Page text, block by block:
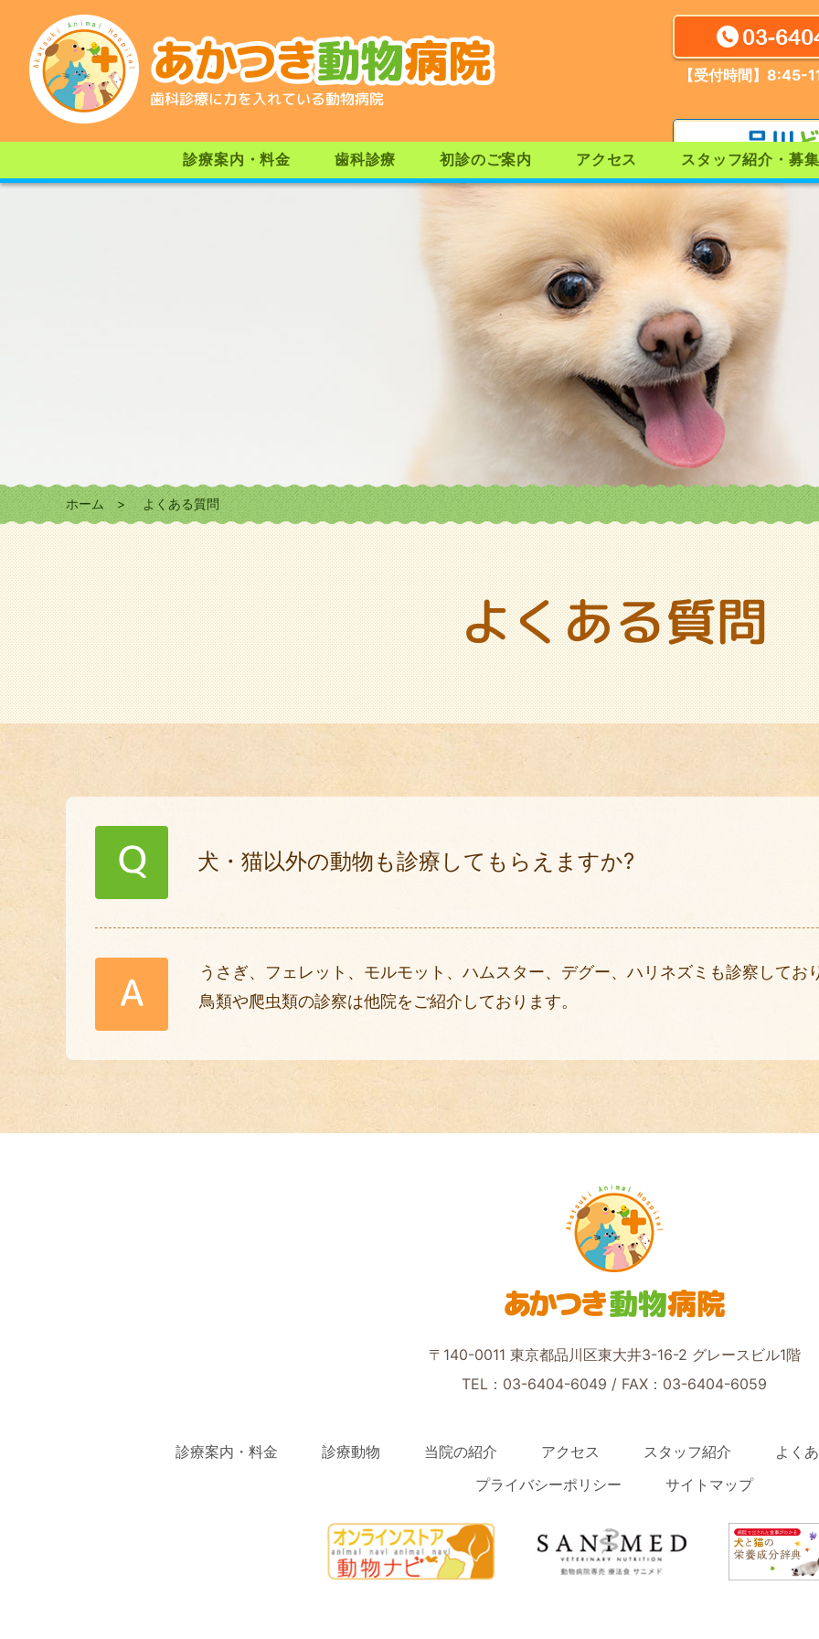
歯科診療に力を入れている動物病院
03-
【受付時間】8:45-
診療案内・料金 歯科診療 初診のご案内 アクセス スタッフ紹介・募集
ホーム よくある質問
よくある質問
Q 犬・猫以外の動物も診療してもらえますか?
A
うさぎ、フェレット、モルモット、ハムスター、デグー、ハリネズミも診察してお
鳥類や爬虫類の診察は他院をご紹介しております。
あかつき動物病院
〒140-0011 東京都品川区東大井3-16-2 グレースビル1階
TEL：03-6404-6049 / FAX：03-6404-6059
診療案内・料金 診療動物 当院の紹介 アクセス スタッフ紹介
よく
プライバシーポリシー
サイトマップ